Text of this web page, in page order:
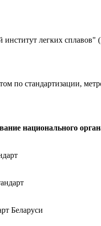
легких сплавов"
по стандартизации,
национального
Беларуси